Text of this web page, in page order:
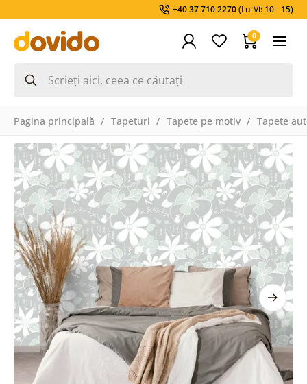
+40 37 710 2270(Lu-Vi: 10 - 15)
0
Pagina principală Tapeturi Tapete pe motiv Tapete